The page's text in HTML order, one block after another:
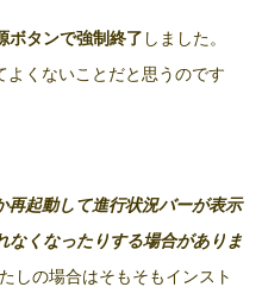
ボタンで強制終了 しました。
よくないことだと思うのです
再起動して進行状況バーが表示
なくなったりする場合がありま
しの場合はそもそもインスト